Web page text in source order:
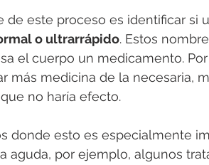
de este proceso es identificar si
o ultrarrápido. Estos
el cuerpo un medicamento.
más medicina de la necesaria,
no haría efecto.
donde esto es especialmente
aguda, por ejemplo, algunos